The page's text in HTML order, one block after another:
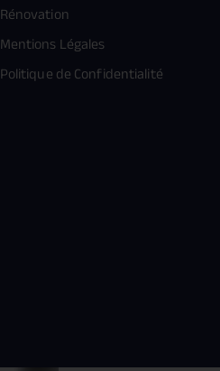
Rénovation
Mentions Légales
Politique de Confidentialité